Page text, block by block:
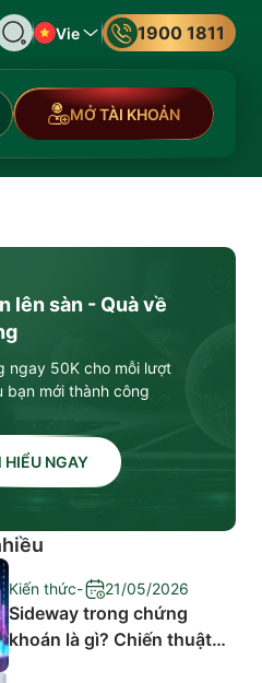
Vie 1900 1811
MỞ TÀI KHOẢN
lên sàn - Quà về
ngay 50K cho mỗi lượt
bạn mới thành công
HIỂU NGAY
Kiến thức- 21/05/2026
Sideway trong chứng
khoán là gì? Chiến thuật